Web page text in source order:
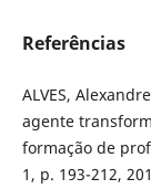
Referências
ALVES,
agente
formação de
1, p. 193-212,